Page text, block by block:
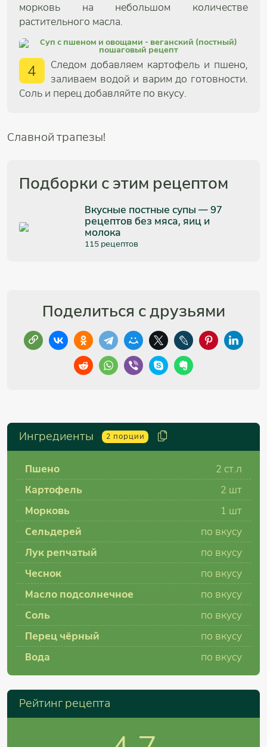
морковь на небольшом количестве
растительного масла.
4
Следом добавляем картофель и пшено,
заливаем водой и варим до готовности.
Соль и перец добавляйте по вкусу.
Славной трапезы!
Подборки с этим рецептом
Вкусные постные супы — 97
рецептов без мяса, яиц и
молока
115 рецептов
Поделиться с друзьями
Ингредиенты 2 порции
Пшено 2 ст.л
Картофель
2 шт
Морковь
1 шт
Сельдерей
по вкусу
Лук репчатый
по вкусу
Чеснок
по вкусу
Масло подсолнечное
по вкусу
Соль
по вкусу
Перец чёрный
по вкусу
Вода
по вкусу
Рейтинг рецепта